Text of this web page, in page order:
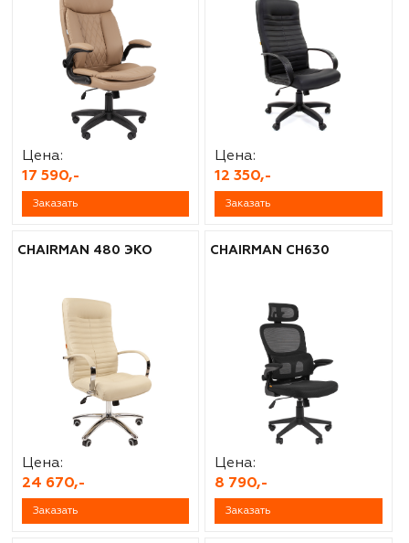
Цена:
17 590,-
Заказать
Цена:
12 350,-
Заказать
CHAIRMAN 480 ЭКО
Цена:
24 670,-
Заказать
CHAIRMAN CH630
Цена:
8 790,-
Заказать